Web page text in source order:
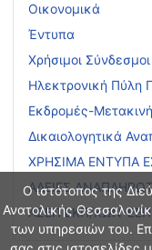
Ο ιστότοπος της
Ανατολικής
των υπηρεσιών του.
Οικονομικά
Έντυπα
Χρήσιμοι Σύνδεσμοι
Ηλεκτρονική Πύλη
Εκδρομές-
Δικαιολογητικά
ΧΡΗΣΙΜΑ ΕΝΤΥΠΑ
ΑΔΕΙΕΣ
ΑΣΕΠ ΕΚΠ/ΚΩΝ-